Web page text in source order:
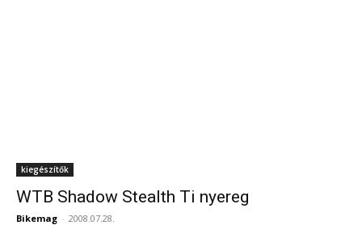
kiegészítők
WTB Shadow Stealth Ti nyereg
Bikemag - 2008.07.28.